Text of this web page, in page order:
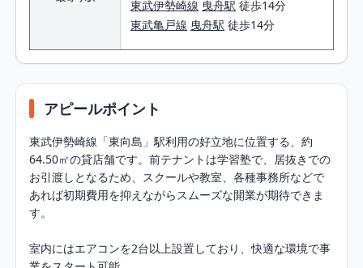
東武伊勢崎線 曳舟駅 徒歩14分
東武亀戸線 曳舟駅 徒歩14分
アピールポイント
東武伊勢崎線「東向島」駅利用の好立地に位置する、約
64.50㎡の貸店舗です。前テナントは学習塾で、居抜きでの
お引渡しとなるため、スクールや教室、各種事務所などで
あれば初期費用を抑えながらスムーズな開業が期待できま
す。
室内にはエアコンを2台以上設置しており、快適な環境で事